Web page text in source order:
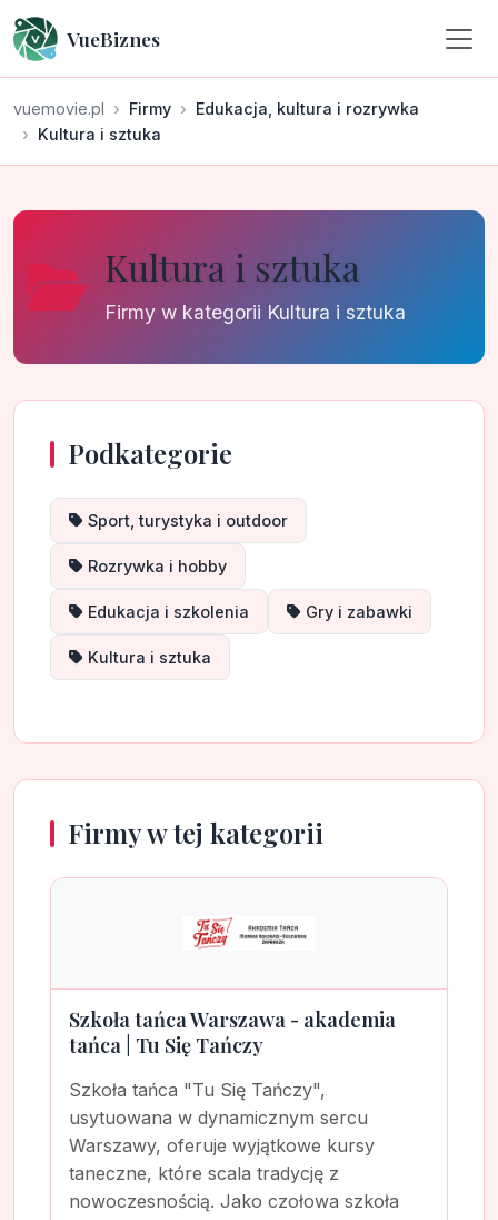
VueBiznes
vuemovie.pl Firmy
Edukacja, kultura i rozrywka
Kultura i sztuka
Kultura i sztuka
Firmy w kategorii Kultura i sztuka
Podkategorie
Sport, turystyka i outdoor
Rozrywka i hobby
Edukacja i szkolenia Gry i zabawki
Kultura i sztuka
Firmy w tej kategorii
Szkoła tańca Warszawa - akademia
tańca | Tu Się Tańczy
Szkoła tańca "Tu Się Tańczy",
usytuowana w dynamicznym sercu
Warszawy, oferuje wyjątkowe kursy
taneczne, które scala tradycję z
nowoczesnością. Jako czołowa szkoła